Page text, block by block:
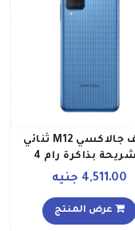
هاتف جالاكسي M12 ثنائي
الشريحة بذاكرة رام 4
LTE لون أزرق فاتح إصدار
الشرق الأوسط
4,511.00 جنيه
عرض المنتج